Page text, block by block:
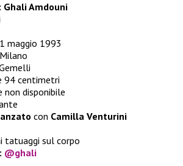
Ghali Amdouni
maggio 1993
Milano
94 centimetri
non disponibile
con Camilla Venturini
tatuaggi sul corpo
@ghali